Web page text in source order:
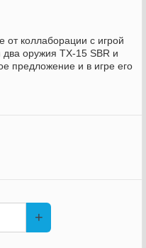
от коллаборации с игрой
оружия TX-15 SBR и
предложение и в игре его
+